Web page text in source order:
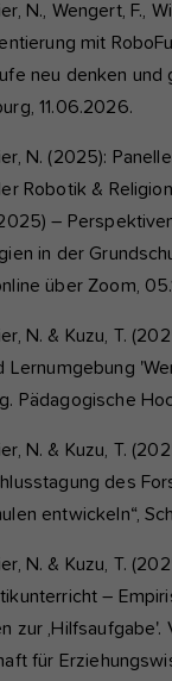
N., Wengert, F.,
mit
neu denken
11.06.2026.
N. (2025):
Robotik &
–
in der
über Zoom,
N. & Kuzu, T.
Lernumgebung
Pädagogische
N. & Kuzu, T.
des
entwickeln“,
N. & Kuzu, T.
–
zur
für